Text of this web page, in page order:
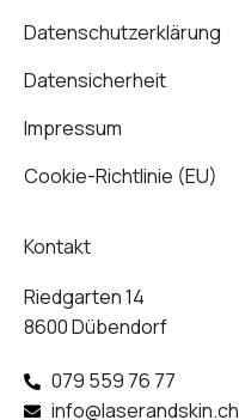
Datenschutz­erklärung
Datensicherheit
Impressum
Cookie-Richtlinie (EU)
Kontakt
Riedgarten 14
8600 Dübendorf
079 559 76 77
info@laserandskin.ch